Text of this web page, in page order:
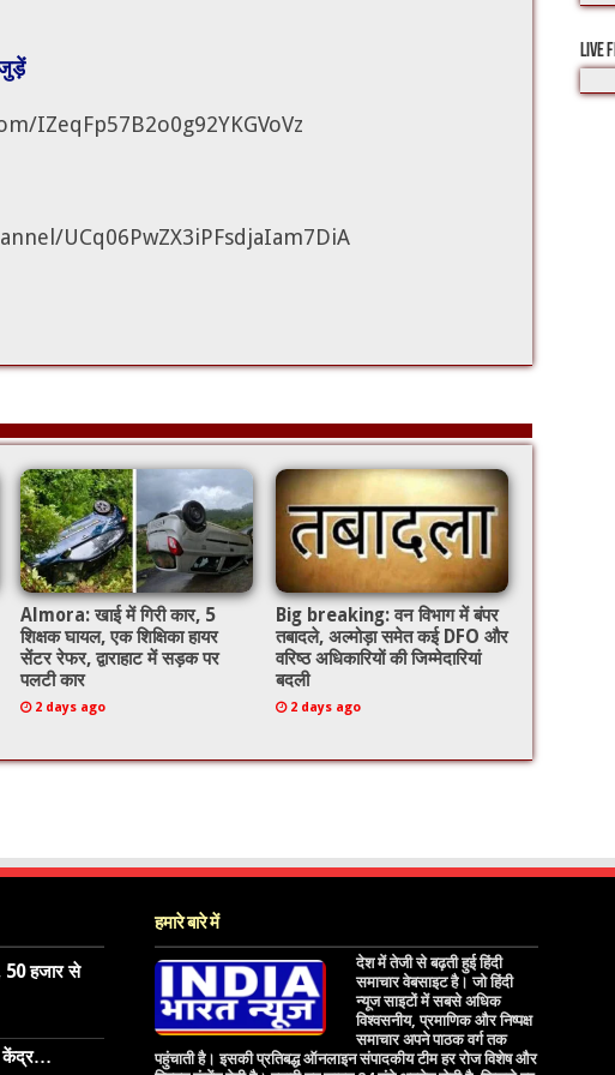
IZeqFp57B2o0g92YKGVoVz
UCq06PwZX3iPFsdjaIam7DiA
Almora: खाई में गिरी कार, 5
शिक्षक घायल, एक शिक्षिका हायर
सेंटर रेफर, द्वाराहाट में सड़क पर
पलटी कार
2 days ago
Big breaking: वन विभाग में बंपर
तबादले, अल्मोड़ा समेत कई DFO और
वरिष्ठ अधिकारियों की जिम्मेदारियां
बदली
2 days ago
LIVE
50 हजार से
केंद्र…
हमारे बारे में
देश में तेजी से बढ़ती हुई हिंदी
समाचार वेबसाइट है। जो हिंदी
न्यूज साइटों में सबसे अधिक
विश्वसनीय, प्रमाणिक और निष्पक्ष
समाचार अपने पाठक वर्ग तक
पहुंचाती है। इसकी प्रतिबद्ध ऑनलाइन संपादकीय टीम हर रोज विशेष और